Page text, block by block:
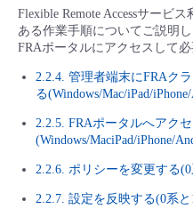
モニタリング/監査
サポート
管理機能
すべてのメニューを
IoT
モニタリング/監査
サポート
管理機能
クラウド/サーバー
ネットワーク
IoT
モニタリング/監査
- 管理機能
■ セットアップガイド
- 初期設定・確認
- バックアップ
- セキュリティ・監査
- データと分析
故障/メンテナンス情報
サービス稼働状況
故障/メンテナンス履
メンテナンス予定
パートナー
販売パートナー向けプ
Flexible Remote Accessサービ
ある作業手順についてご説明し
FRAポータルにアクセスして
2.2.4. 管理者端末にFRAク
る(Windows/Mac/iPad/
2.2.5. FRAポータルへアク
(Windows/MaciPad/iPhone/
2.2.6. ポリシーを変更する
2.2.7. 設定を反映する(0系